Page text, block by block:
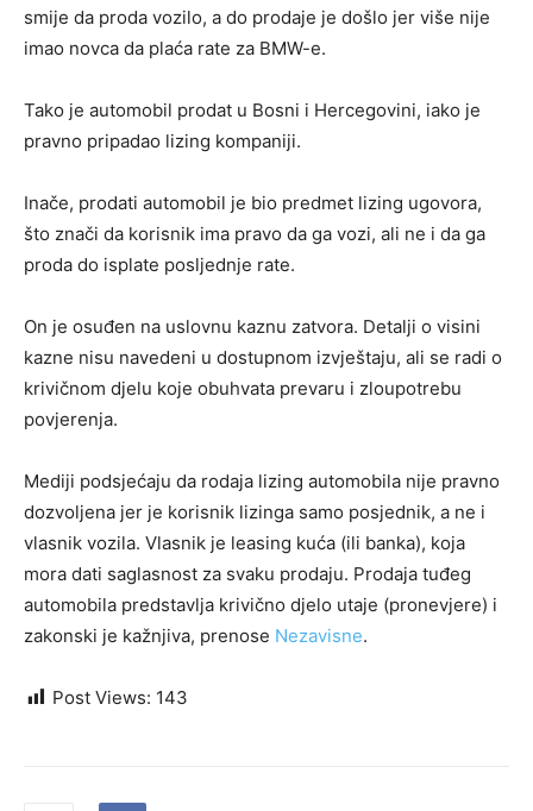
smije da proda vozilo, a do prodaje je došlo jer više nije
imao novca da plaća rate za BMW-e.
Tako je automobil prodat u Bosni i Hercegovini, iako je
pravno pripadao lizing kompaniji.
Inače, prodati automobil je bio predmet lizing ugovora,
što znači da korisnik ima pravo da ga vozi, ali ne i da ga
proda do isplate posljednje rate.
On je osuđen na uslovnu kaznu zatvora. Detalji o visini
kazne nisu navedeni u dostupnom izvještaju, ali se radi o
krivičnom djelu koje obuhvata prevaru i zloupotrebu
povjerenja.
Mediji podsjećaju da rodaja lizing automobila nije pravno
dozvoljena jer je korisnik lizinga samo posjednik, a ne i
vlasnik vozila. Vlasnik je leasing kuća (ili banka), koja
mora dati saglasnost za svaku prodaju. Prodaja tuđeg
automobila predstavlja krivično djelo utaje (pronevjere) i
zakonski je kažnjiva, prenose Nezavisne.
Post Views: 143